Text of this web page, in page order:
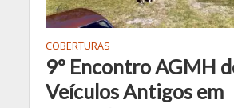
COBERTURAS
9º Encontro AGMH
Veículos Antigos em